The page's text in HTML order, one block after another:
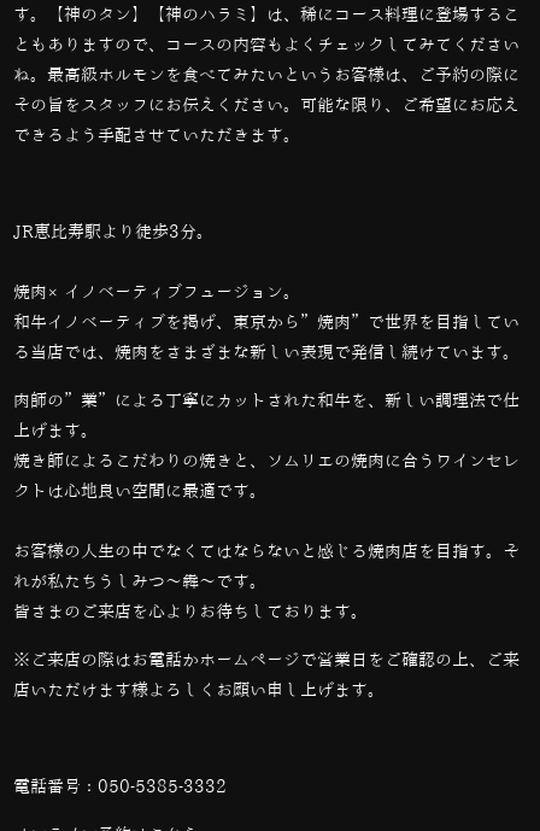
す。【神のタン】【神のハラミ】は、稀にコース料理に登場するこ
ともありますので、コースの内容もよくチェックしてみてください
ね。最高級ホルモンを食べてみたいというお客様は、ご予約の際に
その旨をスタッフにお伝えください。可能な限り、ご希望にお応え
できるよう手配させていただきます。
JR恵比寿駅より徒歩3分。
焼肉×イノベーティブフュージョン。
和牛イノベーティブを掲げ、東京から”焼肉”で世界を目指してい
る当店では、焼肉をさまざまな新しい表現で発信し続けています。
肉師の”業”による丁寧にカットされた和牛を、新しい調理法で仕
上げます。
焼き師によるこだわりの焼きと、ソムリエの焼肉に合うワインセレ
クトは心地良い空間に最適です。
お客様の人生の中でなくてはならないと感じる焼肉店を目指す。そ
れが私たちうしみつ～犇～です。
皆さまのご来店を心よりお待ちしております。
※ご来店の際はお電話かホームページで営業日をご確認の上、ご来
店いただけます様よろしくお願い申し上げます。
電話番号： 050-5385-3332